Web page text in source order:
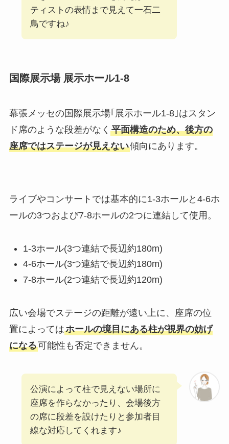
ティストの表情まで見えて一石二
鳥ですね♪
国際展示場 展示ホール1-8
幕張メッセの国際展示場｢展示ホール1-8｣はスタン
ド席のような段差がなく 平面構造のため、後方の
座席ではステージが見えない傾向にあります。
ライブやコンサートでは基本的に1-3ホールと4-6ホ
ールの3つおよび7-8ホールの2つに連結して使用。
1-3ホール(3つ連結で長辺約180m)
4-6ホール(3つ連結で長辺約180m)
7-8ホール(2つ連結で長辺約120m)
広い会場でステージの距離が遠い上に、座席の位
置によってはホールの境目にある柱が視界の妨げ
になる可能性も否定できません。
公演によって柱で見えない場所に
座席を作らなかったり、会場後方
の席に段差を設けたりと参加者目
線な対応してくれます♪